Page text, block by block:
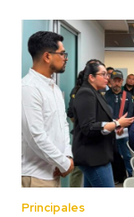
Principales